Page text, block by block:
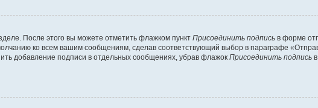
После этого вы можете отметить флажком пункт Присоединить подпись в форме
ко всем вашим сообщениям, сделав соответствующий выбор в параграфе
добавление подписи в отдельных сообщениях, убрав флажок Присоединить подпись